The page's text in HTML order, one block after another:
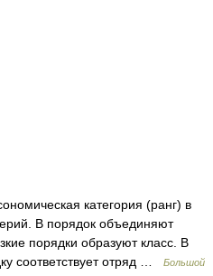
категория (ранг) в
В порядок объединяют
порядки образуют класс. В
соответствует отряд …
Большой